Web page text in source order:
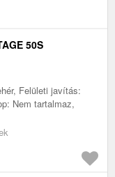
50S
Felületi javítás:
Nem tartalmaz,